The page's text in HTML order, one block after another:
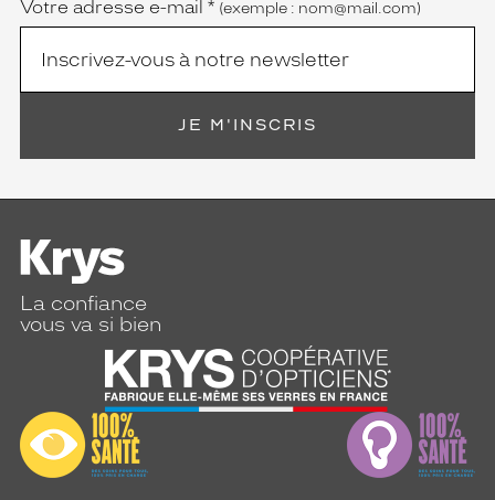
Votre adresse e-mail * (exemple : nom@mail.com)
JE M'INSCRIS
La confiance
vous va si bien